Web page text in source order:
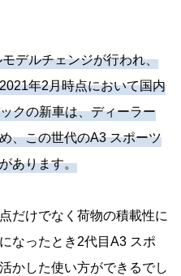
デルチェンジが行われ、
年2月時点において国内
クの新車は、ディーラー
、この世代のA3 スポーツ
あります。
だけでなく荷物の積載性に
なったとき2代目A3 スポ
かした使い方ができるでし